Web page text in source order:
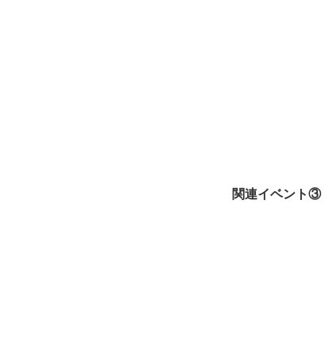
関連イベント③